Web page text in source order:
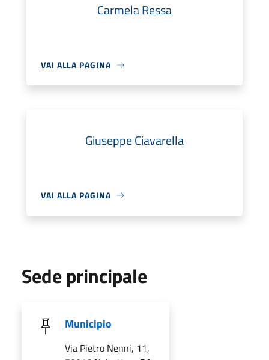
Carmela Ressa
VAI ALLA PAGINA
Giuseppe Ciavarella
VAI ALLA PAGINA
Sede principale
Municipio
Via Pietro Nenni, 11,